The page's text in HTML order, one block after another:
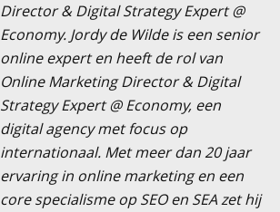
Director & Digital Strategy Expert @
Economy. Jordy de Wilde is een senior
online expert en heeft de rol van
Online Marketing Director & Digital
Strategy Expert @ Economy, een
digital agency met focus op
internationaal. Met meer dan 20 jaar
ervaring in online marketing en een
core specialisme op SEO en SEA zet hij